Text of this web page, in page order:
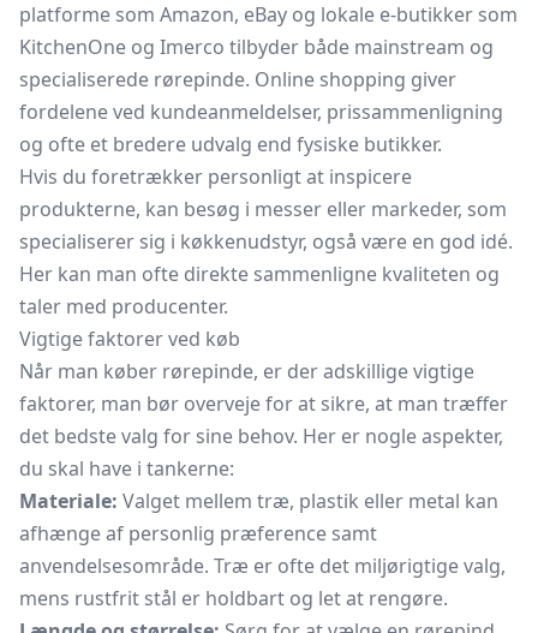
platforme som Amazon, eBay og lokale e-butikker som
KitchenOne og Imerco tilbyder både mainstream og
specialiserede rørepinde. Online shopping giver
fordelene ved kundeanmeldelser, prissammenligning
og ofte et bredere udvalg end fysiske butikker.
Hvis du foretrækker personligt at inspicere
produkterne, kan besøg i messer eller markeder, som
specialiserer sig i køkkenudstyr, også være en god idé.
Her kan man ofte direkte sammenligne kvaliteten og
taler med producenter.
Vigtige faktorer ved køb
Når man køber rørepinde, er der adskillige vigtige
faktorer, man bør overveje for at sikre, at man træffer
det bedste valg for sine behov. Her er nogle aspekter,
du skal have i tankerne:
Materiale: Valget mellem træ, plastik eller metal kan
afhænge af personlig præference samt
anvendelsesområde. Træ er ofte det miljørigtige valg,
mens rustfrit stål er holdbart og let at rengøre.